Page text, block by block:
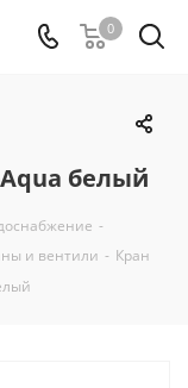
0
белый
-
и вентили - Кран